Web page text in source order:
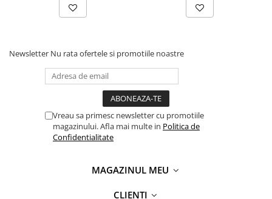
Newsletter Nu rata ofertele si promotiile noastre
Vreau sa primesc newsletter cu promotiile
magazinului. Afla mai multe in Politica de
Confidentialitate
MAGAZINUL MEU
CLIENȚI